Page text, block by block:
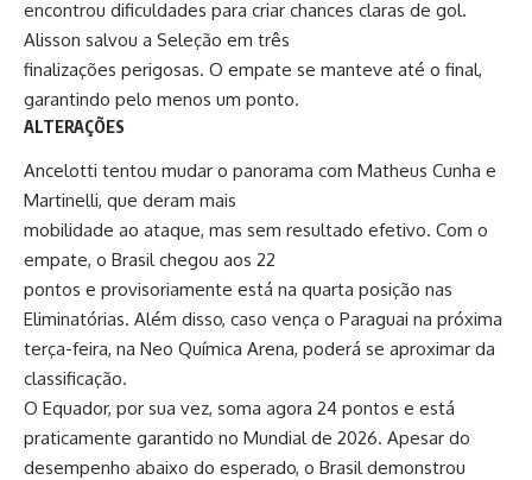
encontrou dificuldades para criar chances claras de gol.
Alisson salvou a Seleção em três
finalizações perigosas. O empate se manteve até o final,
garantindo pelo menos um ponto.
ALTERAÇÕES
Ancelotti tentou mudar o panorama com Matheus Cunha e
Martinelli, que deram mais
mobilidade ao ataque, mas sem resultado efetivo. Com o
empate, o Brasil chegou aos 22
pontos e provisoriamente está na quarta posição nas
Eliminatórias. Além disso, caso vença o Paraguai na próxima
terça-feira, na Neo Química Arena, poderá se aproximar da
classificação.
O Equador, por sua vez, soma agora 24 pontos e está
praticamente garantido no Mundial de 2026. Apesar do
desempenho abaixo do esperado, o Brasil demonstrou